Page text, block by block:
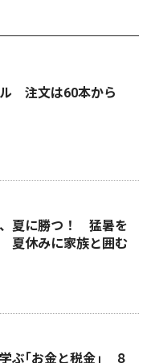
注文は60本から
、夏に勝つ！ 猛暑を
夏休みに家族と囲む
ぶ｢お金と税金｣ ８